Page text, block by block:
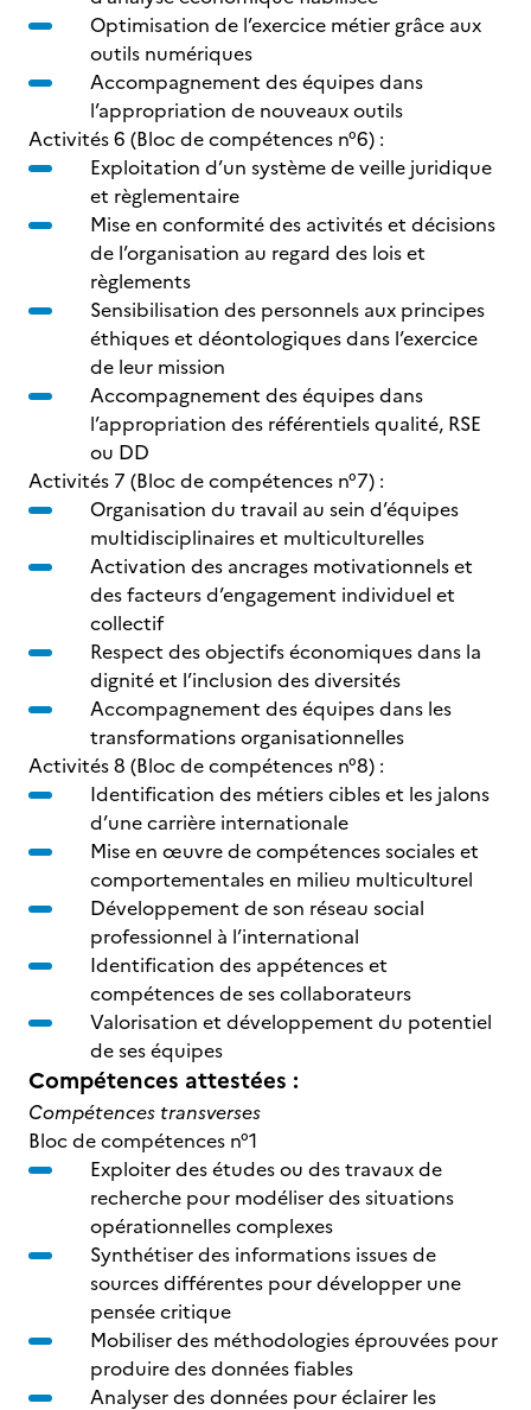
Optimisation de l’exercice métier grâce aux
outils numériques
Accompagnement des équipes dans
l’appropriation de nouveaux outils
Activités 6 (Bloc de compétences n°6) :
Exploitation d’un système de veille juridique
et règlementaire
Mise en conformité des activités et décisions
de l’organisation au regard des lois et
règlements
Sensibilisation des personnels aux principes
éthiques et déontologiques dans l’exercice
de leur mission
Accompagnement des équipes dans
l’appropriation des référentiels qualité, RSE
ou DD
Activités 7 (Bloc de compétences n°7) :
Organisation du travail au sein d’équipes
multidisciplinaires et multiculturelles
Activation des ancrages motivationnels et
des facteurs d’engagement individuel et
collectif
Respect des objectifs économiques dans la
dignité et l’inclusion des diversités
Accompagnement des équipes dans les
transformations organisationnelles
Activités 8 (Bloc de compétences n°8) :
Identification des métiers cibles et les jalons
d’une carrière internationale
Mise en œuvre de compétences sociales et
comportementales en milieu multiculturel
Développement de son réseau social
professionnel à l’international
Identification des appétences et
compétences de ses collaborateurs
Valorisation et développement du potentiel
de ses équipes
Compétences attestées :
Compétences transverses
Bloc de compétences n°1
Exploiter des études ou des travaux de
recherche pour modéliser des situations
opérationnelles complexes
Synthétiser des informations issues de
sources différentes pour développer une
pensée critique
Mobiliser des méthodologies éprouvées pour
produire des données fiables
Analyser des données pour éclairer les